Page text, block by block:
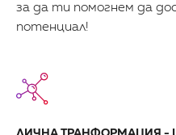
за да ти помогнем да
потенциал!